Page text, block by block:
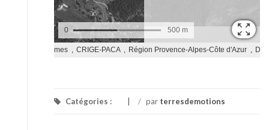
Catégories : / par terresdemotions